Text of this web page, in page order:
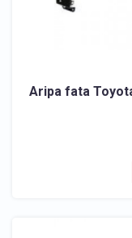
Aripa fata